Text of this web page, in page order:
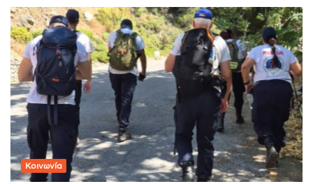
Κοινωνία